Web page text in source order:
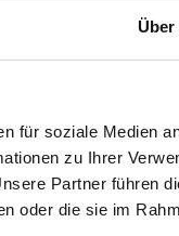
für soziale Medien
zu Ihrer
Partner führen
oder die sie im